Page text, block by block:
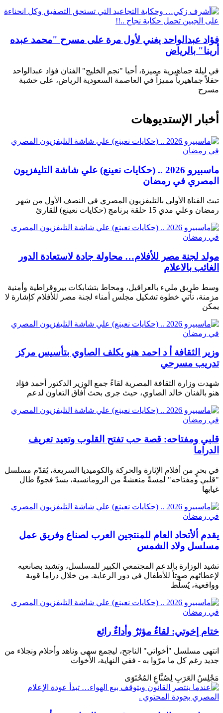
فؤاد عبدالواحد يغني لأول مرة على مسرح "محمد عبده
أرينا" بالرياض
في ليلة جماهيرية مميزة، أحيا "نجم الخليج" الفنان فؤاد عبدالواحد
حفلاً جماهيرياً مميزاً في العاصمة السعودية الرياض، على خشبة
مسرح
أخبار الإستديوهات
ماسبيرو 2026 .. (حكايات نعينع) علي شاشة التليفزيون
المصري في رمضان
تبث القناة الأولي بالتليفزيون المصري في النصف الأول من شهر
رمضان وعلي مدي 15 حلقة برنامج (حكايات نعينع) للقارئ
مولد لجنة مصر للأفلام… محاولة جادة لاستعادة الدور
الغائب بالاعلام
وسط طريق مليء بالعراقيل، ومحاط بتشابكات بيروقراطية وأمنية
مزمنة، تأتي خطوة تشكيل مجلس أمناء لجنة مصر للأفلام كإشارة لا
يمكن
وزير الثقافة أ د احمد هنو يكلف الصاوي بتأسيس مركز
تدريب مسرحي
شهدت وزارة الثقافة المصرية لقاءً جمع الوزير الدكتور أحمد فؤاد
هنو بالفنان خالد الصاوي، حيث جرى بحث آفاق التعاون لدعم
قلبي ومفتاحه: قصة حب تفتح القلوب وتعيد تعريف
الدراما
في بحرٍ من أفلام الإثارة والحركة والكوميديا ​​السريعة، يُقدّم مسلسل
"قلبي ومفتاحه" لمسةً منعشةً من الرومانسية، يسدّ فجوةً طال
غيابها
يقدم ألأتحاد العام للمنتجين العرب لصناع وفريق عمل
مسلسل ولاد الشمس
تشيد الوزارة بالدعم المجتمعي الكبير للمسلسل، وتشيد بصانعيه
لإعطائهم صوتاً للأطفال في دور الرعاية. من خلال دراما قوية
وواقعية، يُسلّط
ختام إخوتي: لقاءٌ مؤثرٌ وأداءٌ رائع
انتهى مسلسل "أخواتي" الناجح، ليجمع سهى وناهد وأحلام ونجلاء من
جديد رغم كل ما مرّوا به - ففي النهاية، الأخوات
مَجْلِسُ العَرَبِ لِصُنَّاعِ المُحْتَوَى